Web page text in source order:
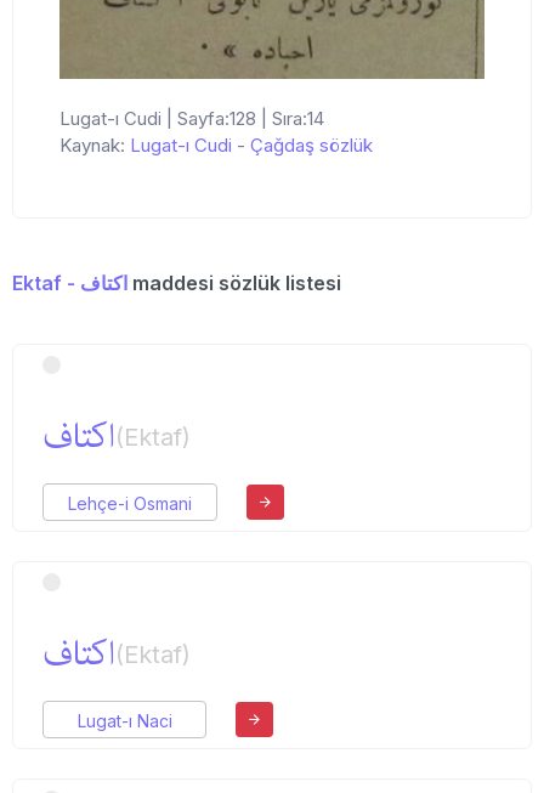
Lugat-ı Cudi | Sayfa:128 | Sıra:14
Kaynak: Lugat-ı Cudi - Çağdaş sözlük
Ektaf - اكتاف maddesi sözlük listesi
اكتاف(Ektaf)
Lehçe-i Osmani
اكتاف(Ektaf)
Lugat-ı Naci